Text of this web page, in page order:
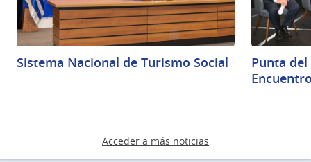
Sistema Nacional de Turismo Social
Punta del
Acceder a más noticias